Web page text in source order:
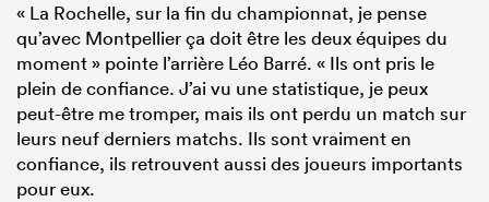
« La Rochelle, sur la fin du championnat, je pense
qu’avec Montpellier ça doit être les deux équipes du
moment » pointe l’arrière Léo Barré. « Ils ont pris le
plein de confiance. J’ai vu une statistique, je peux
peut-être me tromper, mais ils ont perdu un match sur
leurs neuf derniers matchs. Ils sont vraiment en
confiance, ils retrouvent aussi des joueurs importants
pour eux.